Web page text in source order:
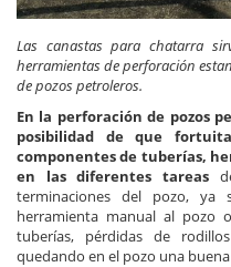
Las canastas para chatarra
herramientas de perforación
de pozos petroleros.
En la perforación de pozos
posibilidad de que
componentes de tuberías,
en las diferentes tareas
terminaciones del pozo,
herramienta manual al pozo
tuberías, pérdidas de
quedando en el pozo una